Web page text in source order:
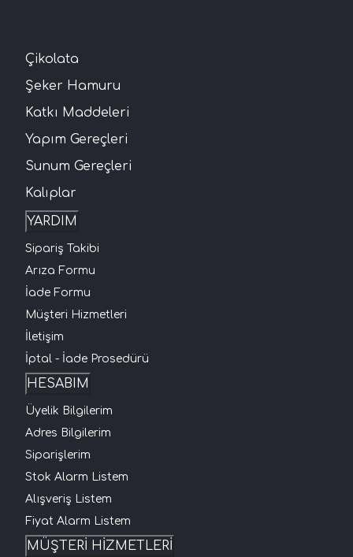
Çikolata
Şeker Hamuru
Katkı Maddeleri
Yapım Gereçleri
Sunum Gereçleri
Kalıplar
YARDIM
Sipariş Takibi
Arıza Formu
İade Formu
Müşteri Hizmetleri
İletişim
İptal - İade Prosedürü
HESABIM
Üyelik Bilgilerim
Adres Bilgilerim
Siparişlerim
Stok Alarm Listem
Alışveriş Listem
Fiyat Alarm Listem
MÜŞTERİ HİZMETLERİ